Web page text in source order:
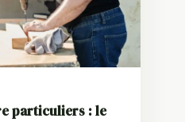
particuliers : le